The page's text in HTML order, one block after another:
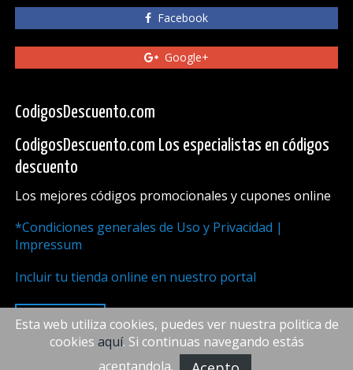
Facebook
Google+
CodigosDescuento.com
CodigosDescuento.com Los especialistas en códigos
descuento
Los mejores códigos promocionales y cupones online
*Condiciones generales de Uso y Privacidad |
Impressum
Incluir tu tienda online en nuestro portal
ARRIBA
FiveDoors Network 2018
Esta web utiliza cookies, puedes ver nuestra politica de
cookies aquí. Si continuas navegando estás
aceptandola.